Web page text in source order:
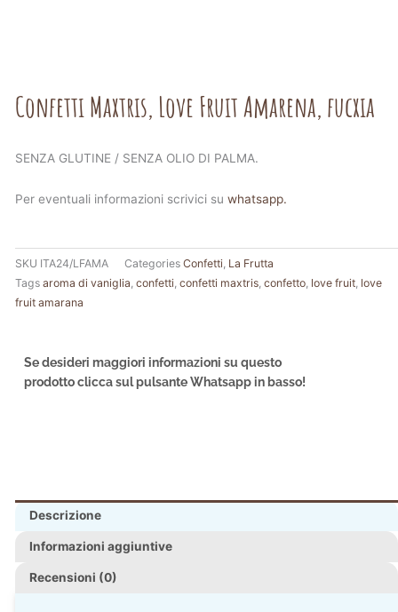
Confetti Maxtris, Love Fruit Amarena, fucxia
SENZA GLUTINE / SENZA OLIO DI PALMA.
Per eventuali informazioni scrivici su whatsapp.
SKU ITA24/LFAMA Categories Confetti La Frutta
Tags aroma di vaniglia confetti confetti maxtris confetto love fruit love
fruit amarana
Se desideri maggiori informazioni su questo
prodotto clicca sul pulsante Whatsapp in basso!
Descrizione
Informazioni aggiuntive
Recensioni (0)